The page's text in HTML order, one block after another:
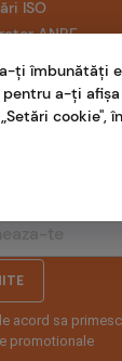
ISO
ANRE
acord sa
promotionale
ți îmbunătăți
a-ți
cookie",